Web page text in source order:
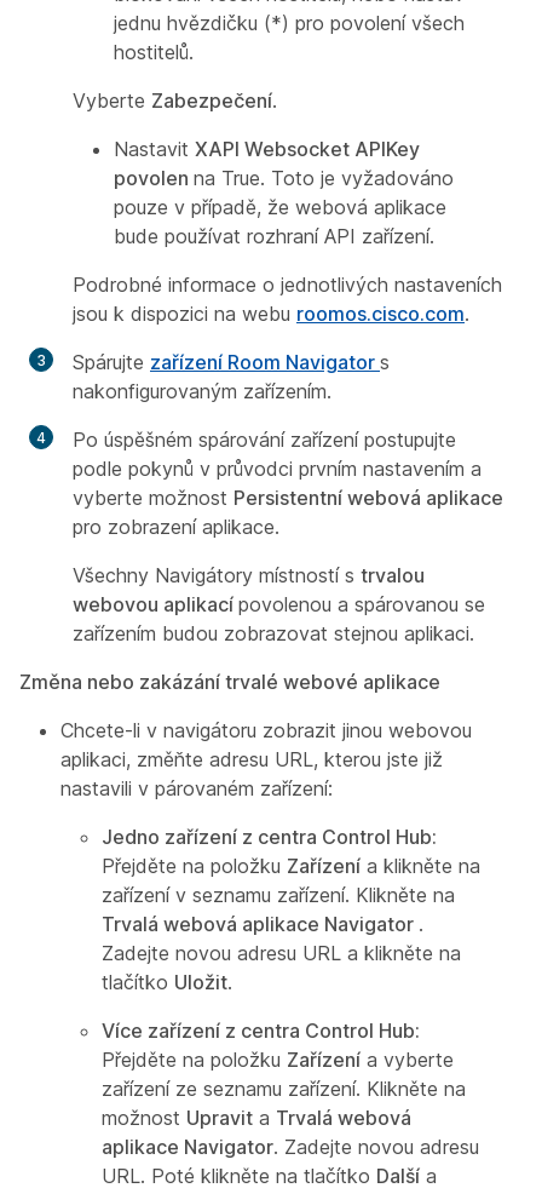
jednu hvězdičku (*) pro povolení všech
hostitelů.
Vyberte Zabezpečení.
Nastavit XAPI Websocket APIKey
povolen na True. Toto je vyžadováno
pouze v případě, že webová aplikace
bude používat rozhraní API zařízení.
Podrobné informace o jednotlivých nastaveních
jsou k dispozici na webu roomos.cisco.com.
Spárujte zařízení Room Navigator s
nakonfigurovaným zařízením.
Po úspěšném spárování zařízení postupujte
podle pokynů v průvodci prvním nastavením a
vyberte možnost Persistentní webová aplikace
pro zobrazení aplikace.
Všechny Navigátory místností s trvalou
webovou aplikací povolenou a spárovanou se
zařízením budou zobrazovat stejnou aplikaci.
Změna nebo zakázání trvalé webové aplikace
Chcete-li v navigátoru zobrazit jinou webovou
aplikaci, změňte adresu URL, kterou jste již
nastavili v párovaném zařízení:
Jedno zařízení z centra Control Hub:
Přejděte na položku Zařízení a klikněte na
zařízení v seznamu zařízení. Klikněte na
Trvalá webová aplikace Navigator .
Zadejte novou adresu URL a klikněte na
tlačítko Uložit.
Více zařízení z centra Control Hub:
Přejděte na položku Zařízení a vyberte
zařízení ze seznamu zařízení. Klikněte na
možnost Upravit a Trvalá webová
aplikace Navigator. Zadejte novou adresu
URL. Poté klikněte na tlačítko Další a